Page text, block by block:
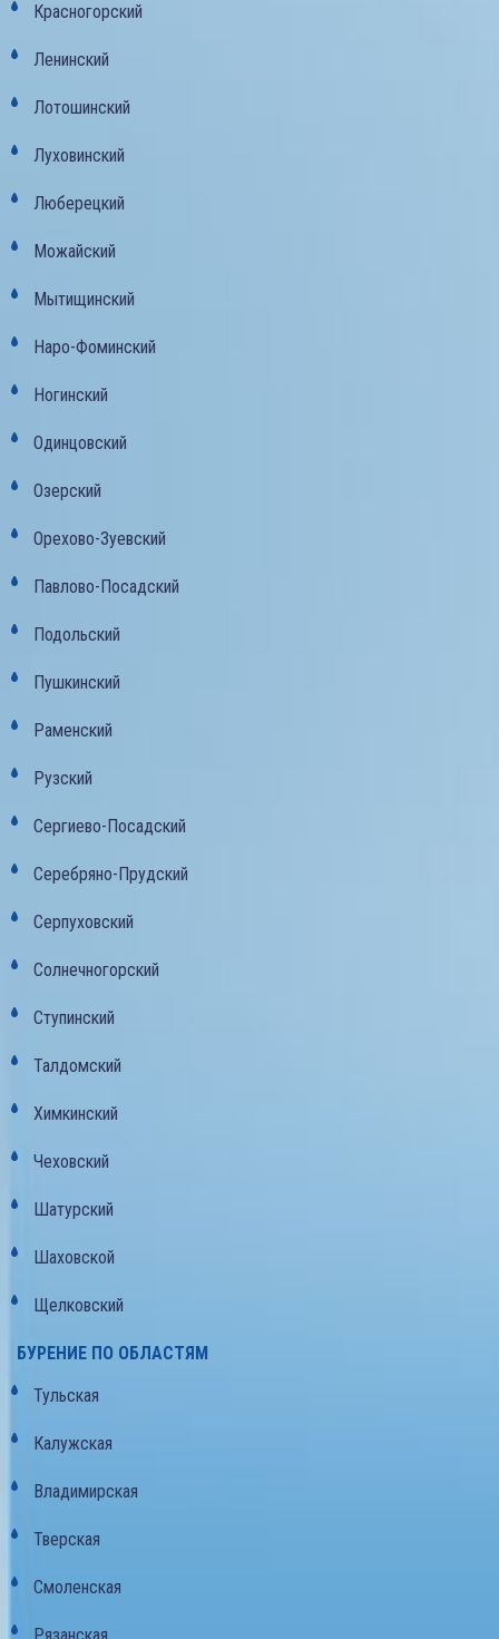
Красногорский
Ленинский
Лотошинский
Луховинский
Люберецкий
Можайский
Мытищинский
Наро-Фоминский
Ногинский
Одинцовский
Озерский
Орехово-Зуевский
Павлово-Посадский
Подольский
Пушкинский
Раменский
Рузский
Сергиево-Посадский
Серебряно-Прудский
Серпуховский
Солнечногорский
Ступинский
Талдомский
Химкинский
Чеховский
Шатурский
Шаховской
Щелковский
БУРЕНИЕ ПО ОБЛАСТЯМ
Тульская
Калужская
Владимирская
Тверская
Смоленская